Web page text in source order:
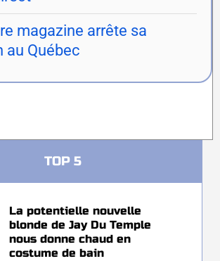
magazine arrête sa
au Québec
TOP 5
La potentielle nouvelle
blonde de Jay Du Temple
nous donne chaud en
costume de bain